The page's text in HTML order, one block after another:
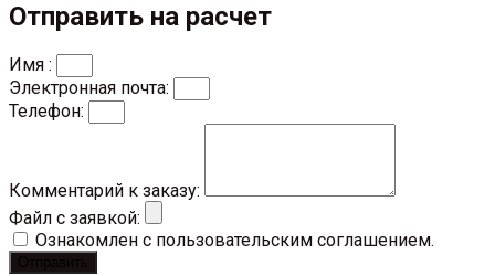
Отправить на расчет
Имя :
Электронная почта:
Телефон:
Комментарий к заказу:
Файл с заявкой:
Ознакомлен с пользовательским соглашением.
Отправить